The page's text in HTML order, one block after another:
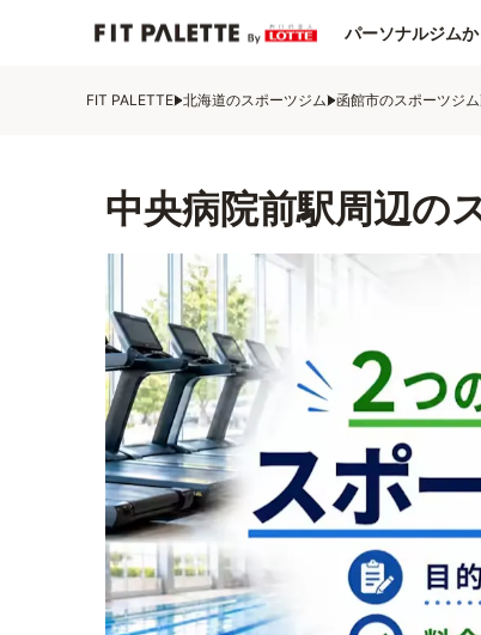
パーソナルジム
FIT PALETTE 北海道のスポーツジム 函館市のスポーツジム
中央病院前駅周辺の